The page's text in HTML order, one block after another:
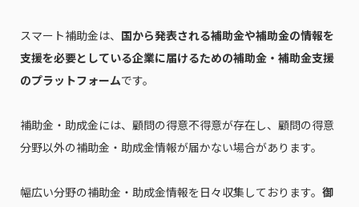
スマート補助金は、 国から発表される補助金や補助金の情報を
支援を必要としている企業に届けるための補助金・補助金支援
のプラットフォームです。
補助金・助成金には、顧問の得意不得意が存在し、顧問の得意
分野以外の補助金・助成金情報が届かない場合があります。
幅広い分野の補助金・助成金情報を日々収集しております。 御